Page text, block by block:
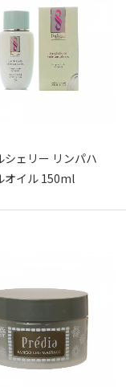
シェリー リンパハ
オイル 150ml